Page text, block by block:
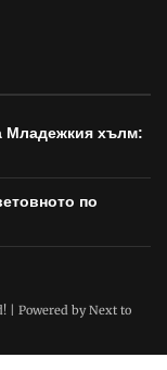
Младежкия хълм:
по
| Powered byNext to